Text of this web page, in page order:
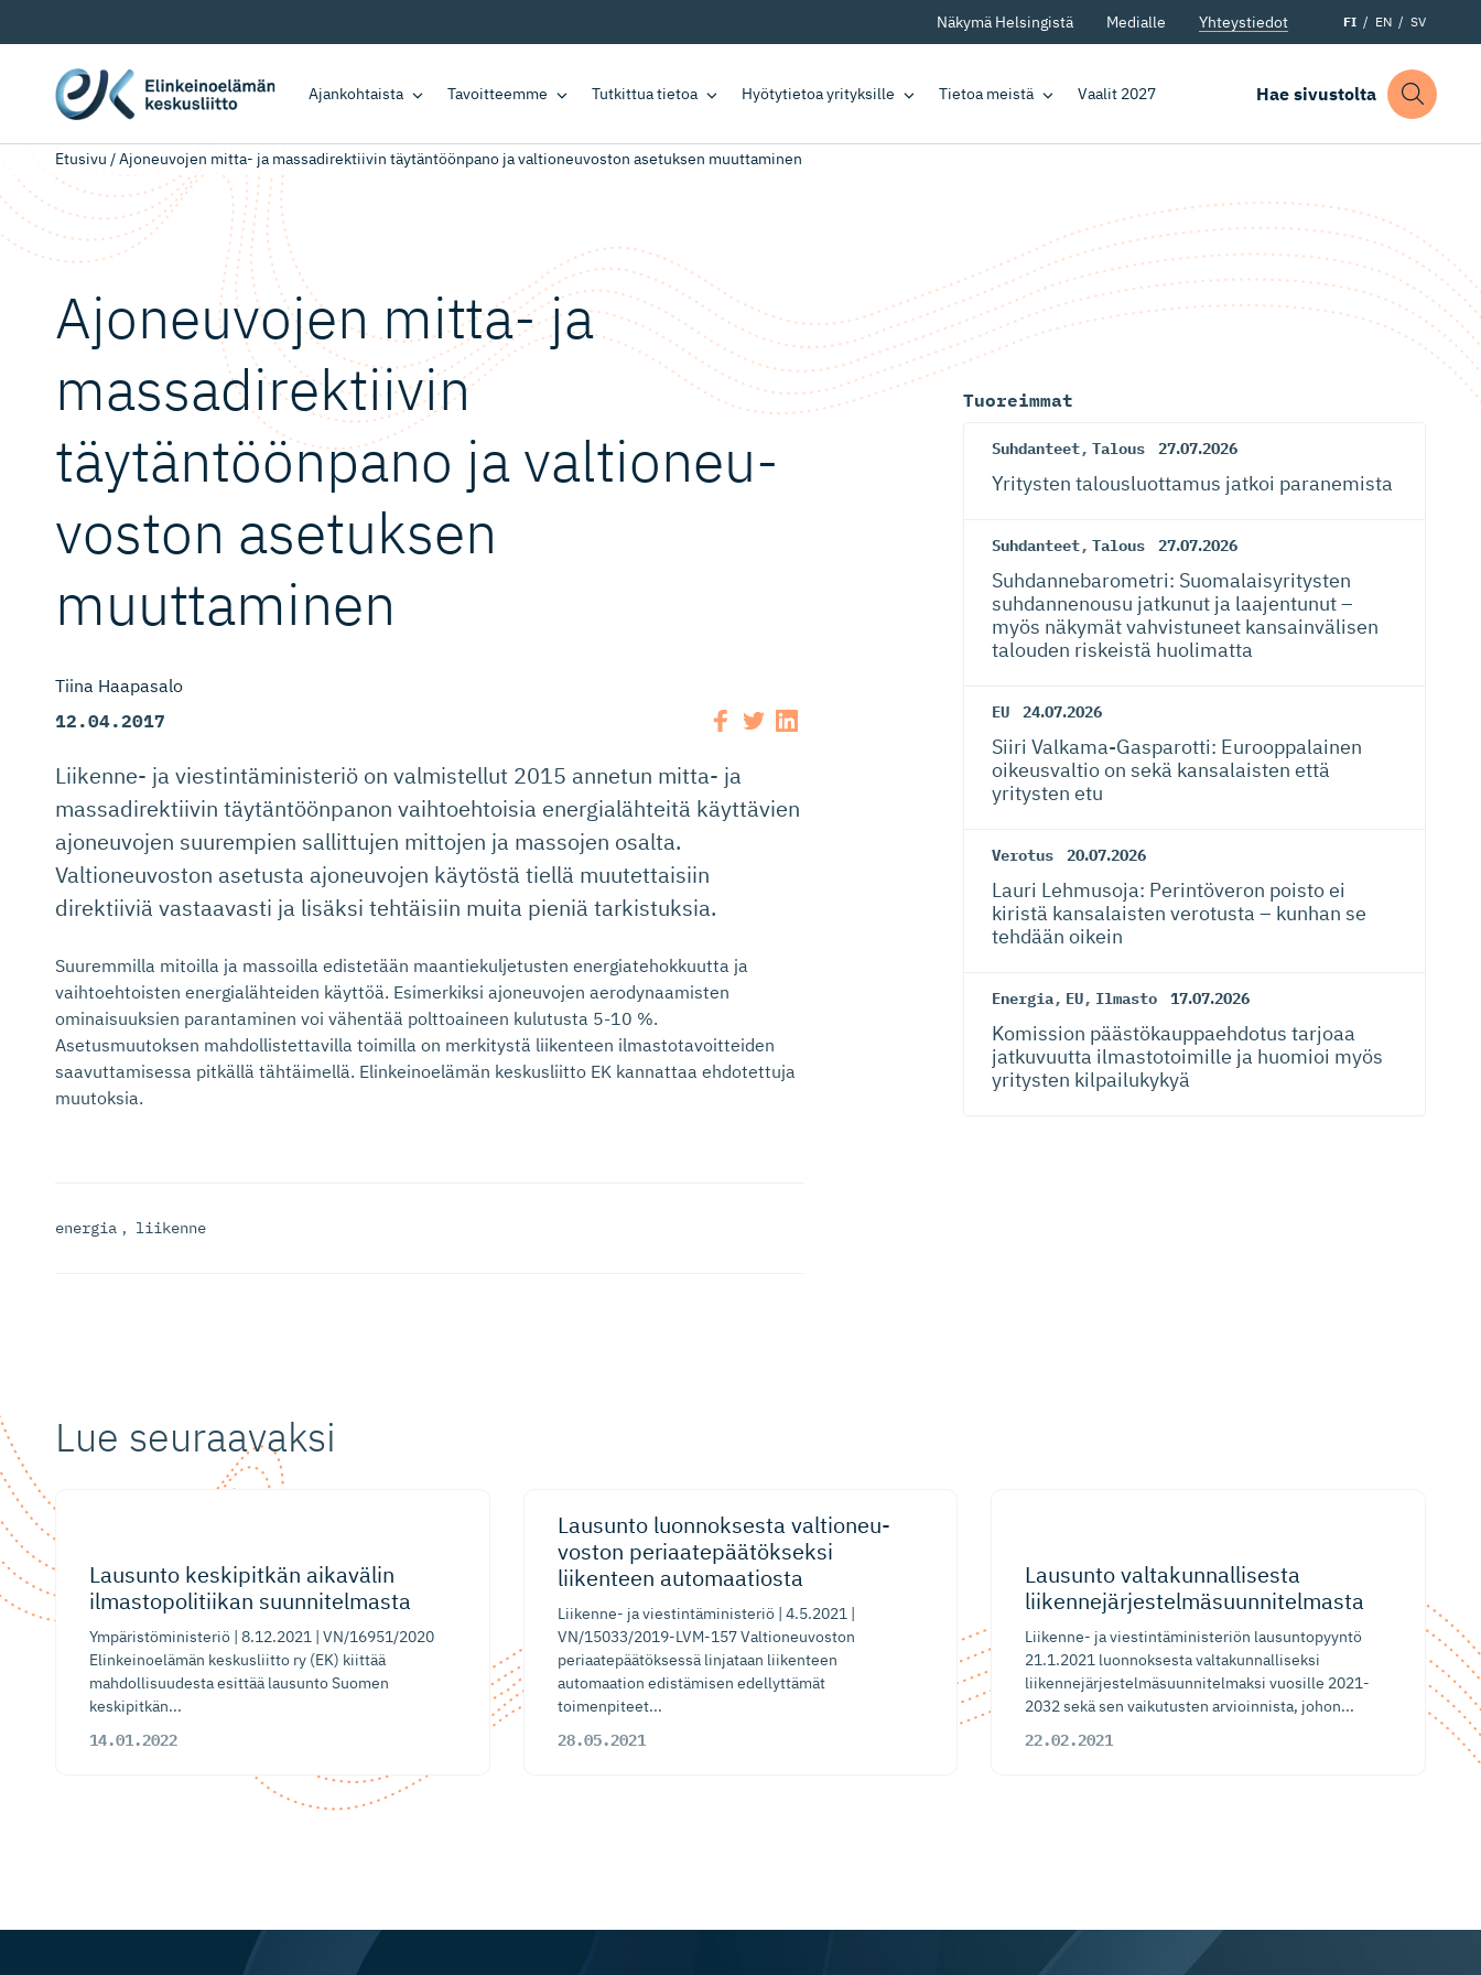
Näkymä Helsingistä Medialle Yhteystiedot FI EN SV
Ajankohtaista Tavoitteemme Tutkittua tietoa Hyötytietoa yrityksille Tietoa meistä Vaalit 2027 Hae sivustolta
Etusivu /Ajoneuvojen mitta- ja massadirektiivin täytäntöönpano ja valtioneuvoston asetuksen muuttaminen
Ajoneuvojen mitta- ja
massadirek­tiivin
täytäntöönpano ja valtioneu­
voston asetuksen
muuttaminen
Tiina Haapasalo
12.04.2017
Liikenne- ja viestintäministeriö on valmistellut 2015 annetun mitta- ja
massadirektiivin täytäntöönpanon vaihtoehtoisia energialähteitä käyttävien
ajoneuvojen suurempien sallittujen mittojen ja massojen osalta.
Valtioneuvoston asetusta ajoneuvojen käytöstä tiellä muutettaisiin
direktiiviä vastaavasti ja lisäksi tehtäisiin muita pieniä tarkistuksia.
Suuremmilla mitoilla ja massoilla edistetään maantiekuljetusten energiatehokkuutta ja
vaihtoehtoisten energialähteiden käyttöä. Esimerkiksi ajoneuvojen aerodynaamisten
ominaisuuksien parantaminen voi vähentää polttoaineen kulutusta 5-10 %.
Asetusmuutoksen mahdollistettavilla toimilla on merkitystä liikenteen ilmastotavoitteiden
saavuttamisessa pitkällä tähtäimellä. Elinkeinoelämän keskusliitto EK kannattaa ehdotettuja
muutoksia.
energia , liikenne
Tuoreimmat
Suhdanteet, Talous 27.07.2026
Yritysten talousluottamus jatkoi paranemista
Suhdanteet, Talous 27.07.2026
Suhdanneba­ro­metri: Suomalaisy­ri­tysten
suhdannenousu jatkunut ja laajentunut –
myös näkymät vahvistuneet kansainvälisen
talouden riskeistä huolimatta
EU 24.07.2026
Siiri Valkama-Gas­pa­rotti: Eurooppalainen
oikeusvaltio on sekä kansalaisten että
yritysten etu
Verotus 20.07.2026
Lauri Lehmusoja: Perintöveron poisto ei
kiristä kansalaisten verotusta – kunhan se
tehdään oikein
Energia, EU, Ilmasto 17.07.2026
Komission päästökaup­paehdotus tarjoaa
jatkuvuutta ilmastotoimille ja huomioi myös
yritysten kilpailukykyä
Lue seuraavaksi
Lausunto keskipitkän aikavälin
ilmastopo­li­tiikan suunnitelmasta
Ympäristöministeriö | 8.12.2021 | VN/16951/2020
Elinkeinoelämän keskusliitto ry (EK) kiittää
mahdollisuudesta esittää lausunto Suomen
keskipitkän...
14.01.2022
Lausunto luonnoksesta valtioneu­
voston periaatepää­tökseksi
liikenteen automaatiosta
Liikenne- ja viestintäministeriö | 4.5.2021 |
VN/15033/2019-LVM-157 Valtioneuvoston
periaatepäätöksessä linjataan liikenteen
automaation edistämisen edellyttämät
toimenpiteet...
28.05.2021
Lausunto valtakunnal­lisesta
liikennejär­jes­tel­mä­suun­ni­telmasta
Liikenne- ja viestintäministeriön lausuntopyyntö
21.1.2021 luonnoksesta valtakunnalliseksi
liikennejärjestelmäsuunnitelmaksi vuosille 2021-
2032 sekä sen vaikutusten arvioinnista, johon...
22.02.2021